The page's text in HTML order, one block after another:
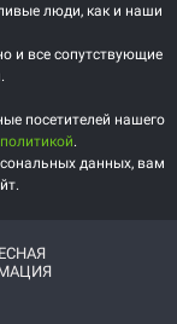
люди, как и наши
и все сопутствующие
посетителей нашего
.
данных, вам